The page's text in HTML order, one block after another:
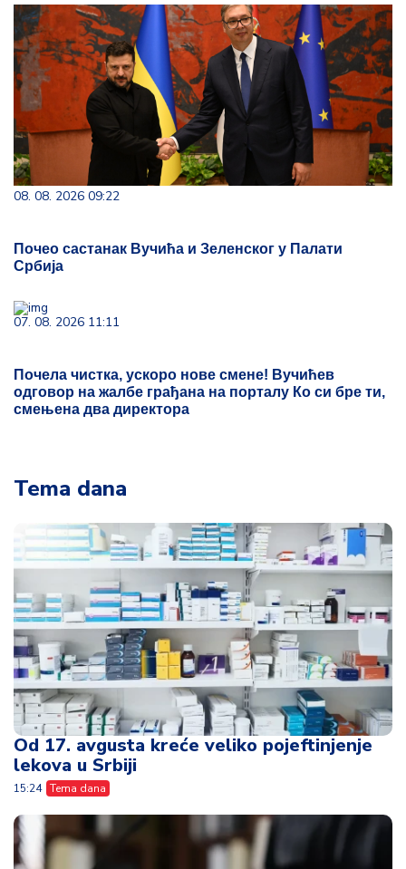
08. 08. 2026 09:22
Почео састанак Вучића и Зеленског у Палати
Србија
07. 08. 2026 11:11
Почела чистка, ускоро нове смене! Вучићев
одговор на жалбе грађана на порталу Ко си бре ти,
смењена два директора
Tema dana
Od 17. avgusta kreće veliko pojeftinjenje
lekova u Srbiji
15:24 Tema dana